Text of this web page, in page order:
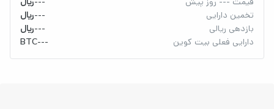
تخمین دارایی
ریال---
بازدهی ریالی
ریال---
دارایی فعلی بیت کوین
BTC---